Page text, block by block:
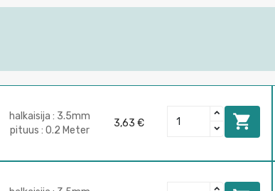
halkaisija : 3.5mm
pituus : 0.2 Meter
3,63 € 